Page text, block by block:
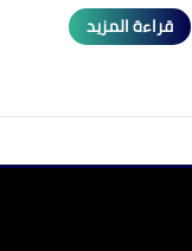
قراءة المزيد